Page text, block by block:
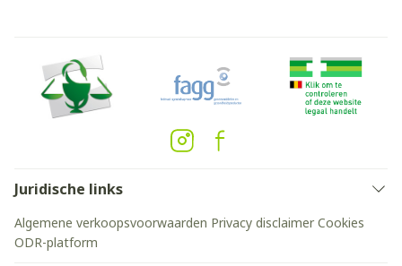
Juridische links
Algemene verkoopsvoorwaarden Privacy disclaimer Cookies
ODR-platform